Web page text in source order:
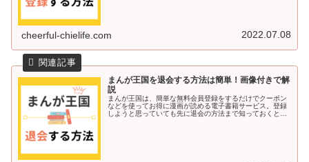
cheerful-chielife.com 2022.07.08
まんが王国を退会する方法は簡単！画像付きで解
説
まんが王国は、簡単な無料会員登録をするだけでクーポン
などを使ってお得に漫画が読める電子書籍サービス。登録
しようと思っていても先に退会の方法まで知っておくと安